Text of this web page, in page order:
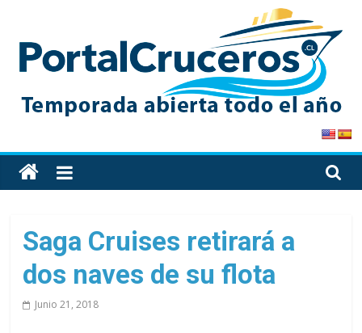
content
PortalCruceros
Toda
la
de
cruceros
en
un
solo
Saga Cruises retirará a
dos naves de su flota
Junio 21, 2018